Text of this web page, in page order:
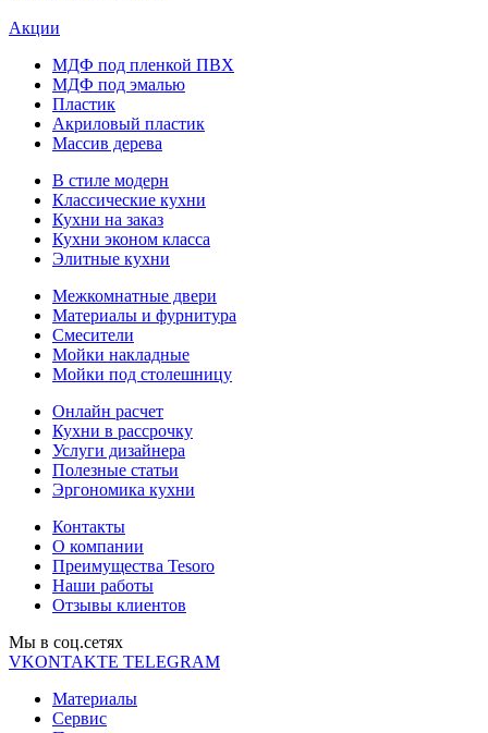
Акции
МДФ под пленкой ПВХ
МДФ под эмалью
Пластик
Акриловый пластик
Массив дерева
В стиле модерн
Классические кухни
Кухни на заказ
Кухни эконом класса
Элитные кухни
Межкомнатные двери
Материалы и фурнитура
Смесители
Мойки накладные
Мойки под столешницу
Онлайн расчет
Кухни в рассрочку
Услуги дизайнера
Полезные статьи
Эргономика кухни
Контакты
О компании
Преимущества Tesoro
Наши работы
Отзывы клиентов
Мы в соц.cетях
VKONTAKTE TELEGRAM
Материалы
Сервис